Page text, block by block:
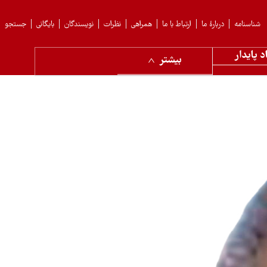
جستجو بایگانی نویسندگان نظرات همراهی ارتباط با ما دربارهٔ ما شناسنامه
پایدار بیشتر